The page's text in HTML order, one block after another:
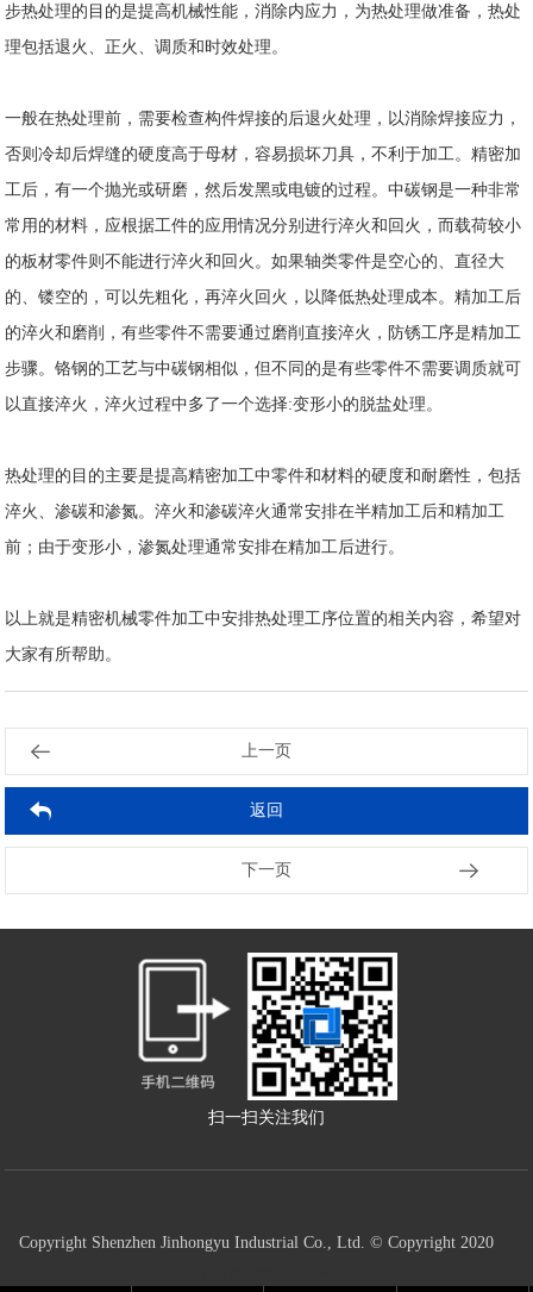
步热处理的目的是提高机械性能，消除内应力，为热处理做准备，热处
理包括退火、正火、调质和时效处理。
一般在热处理前，需要检查构件焊接的后退火处理，以消除焊接应力，
否则冷却后焊缝的硬度高于母材，容易损坏刀具，不利于加工。精密加
工后，有一个抛光或研磨，然后发黑或电镀的过程。中碳钢是一种非常
常用的材料，应根据工件的应用情况分别进行淬火和回火，而载荷较小
的板材零件则不能进行淬火和回火。如果轴类零件是空心的、直径大
的、镂空的，可以先粗化，再淬火回火，以降低热处理成本。精加工后
的淬火和磨削，有些零件不需要通过磨削直接淬火，防锈工序是精加工
步骤。铬钢的工艺与中碳钢相似，但不同的是有些零件不需要调质就可
以直接淬火，淬火过程中多了一个选择:变形小的脱盐处理。
热处理的目的主要是提高精密加工中零件和材料的硬度和耐磨性，包括
淬火、渗碳和渗氮。淬火和渗碳淬火通常安排在半精加工后和精加工
前；由于变形小，渗氮处理通常安排在精加工后进行。
以上就是精密机械零件加工中安排热处理工序位置的相关内容，希望对
大家有所帮助。
上一页
返回
下一页
扫一扫关注我们
Copyright Shenzhen Jinhongyu Industrial Co., Ltd. © Copyright 2020